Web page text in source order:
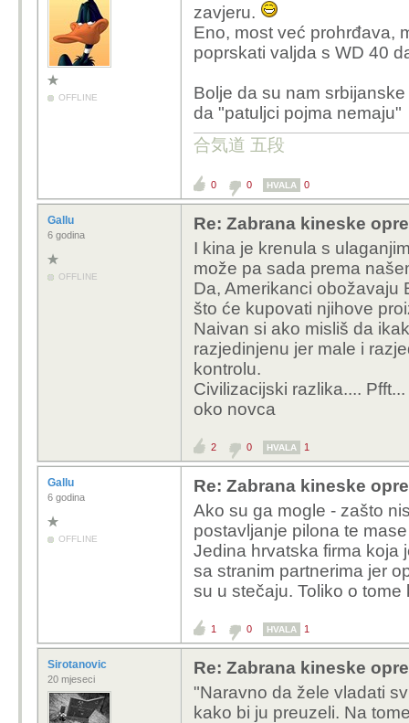
OFFLINE
zavjeru.
Eno, most već prohrđava,
poprskati valjda s WD 40
Bolje da su nam
da "patuljci pojma nemaju"
合気道 五段
0 0 HVALA 0
Gallu
6 godina
OFFLINE
Re: Zabrana kineske
I kina je krenula s
može pa sada prema
Da, Amerikanci obožavaju
što će kupovati njihove
Naivan si ako misliš da
razjedinjenu jer male i
kontrolu.
Civilizacijski razlika....
oko novca
2 0 HVALA 1
Gallu
6 godina
OFFLINE
Re: Zabrana kineske
Ako su ga mogle - zašto
postavljanje pilona te
Jedina hrvatska firma koja
sa stranim partnerima jer
su u stečaju. Toliko o
1 0 HVALA 1
Sirotanovic
20 mjeseci
Re: Zabrana kineske
"Naravno da žele vladati
kako bi ju preuzeli. Na